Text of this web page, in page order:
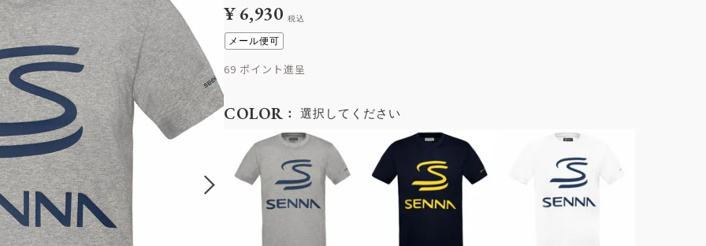
リクルート
¥6,930 税込
メール便可
69
COLOR 選択してください